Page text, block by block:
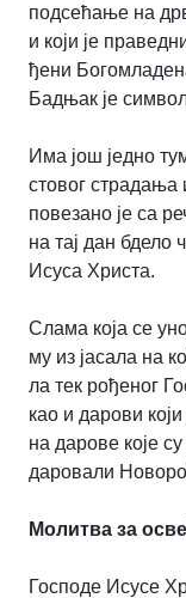
под­се­ћа­ње на
и који је
ђе­ни
Бадњак je
Има још јед­но
сто­вог
повезано је са
на тај дан бдело
Исуса Христа.
Сла­ма ко­ја се
му из ја­са­ла на
ла тек ро­ђе­ног
као и да­ро­ви
на да­ро­ве ко­је
да­ро­ва­ли
Молитва за
Господе Исусе